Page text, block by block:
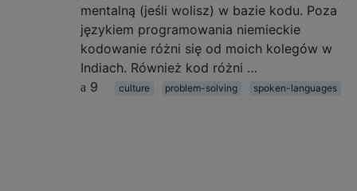
mentalną (jeśli wolisz) w bazie kodu. Poza
językiem programowania niemieckie
kodowanie różni się od moich kolegów w
Indiach. Również kod różni …
9
culture problem-solving spoken-languages